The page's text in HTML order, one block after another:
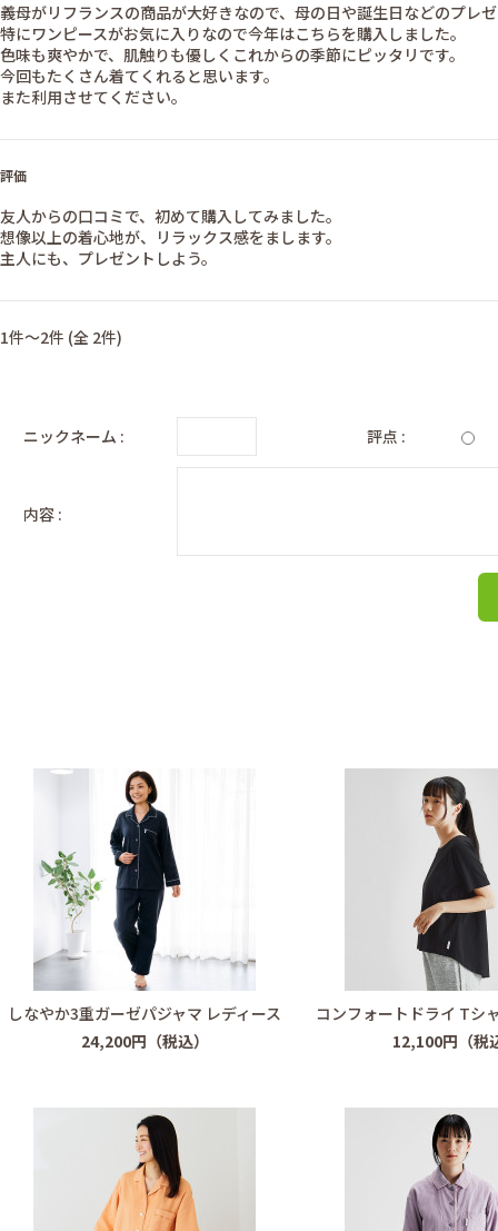
義母がリフランスの商品が大好きなので、母の日や誕生日などのプレ
特にワンピースがお気に入りなので今年はこちらを購入しました。
色味も爽やかで、肌触りも優しくこれからの季節にピッタリです。
今回もたくさん着てくれると思います。
また利用させてください。
評価
友人からの口コミで、初めて購入してみました。
想像以上の着心地が、リラックス感をまします。
主人にも、プレゼントしよう。
1件～2件 (全 2件)
ニックネーム : 評点 :
内容 :
しなやか3重ガーゼパジャマ レディース
24,200円（税込）
コンフォートドライ Tシ
12,100円（税